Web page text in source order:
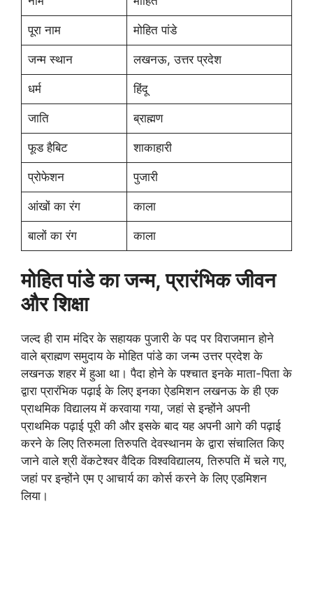
पूरा नाम मोहित पांडे
जन्म स्थान लखनऊ, उत्तर प्रदेश
धर्म हिंदू
जाति ब्राह्मण
फूड हैबिट शाकाहारी
प्रोफेशन पुजारी
आंखों का रंग काला
बालों का रंग काला
मोहित पांडे का जन्म, प्रारंभिक जीवन
और शिक्षा
जल्द ही राम मंदिर के सहायक पुजारी के पद पर विराजमान होने
वाले ब्राह्मण समुदाय के मोहित पांडे का जन्म उत्तर प्रदेश के
लखनऊ शहर में हुआ था। पैदा होने के पश्चात इनके माता-पिता के
द्वारा प्रारंभिक पढ़ाई के लिए इनका ऐडमिशन लखनऊ के ही एक
प्राथमिक विद्यालय में करवाया गया, जहां से इन्होंने अपनी
प्राथमिक पढ़ाई पूरी की और इसके बाद यह अपनी आगे की पढ़ाई
करने के लिए तिरुमला तिरुपति देवस्थानम के द्वारा संचालित किए
जाने वाले श्री वेंकटेश्वर वैदिक विश्वविद्यालय, तिरुपति में चले गए,
जहां पर इन्होंने एम ए आचार्य का कोर्स करने के लिए एडमिशन
लिया।